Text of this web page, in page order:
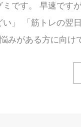
ミです。 早速です
」 「筋トレの翌
がある方に向け